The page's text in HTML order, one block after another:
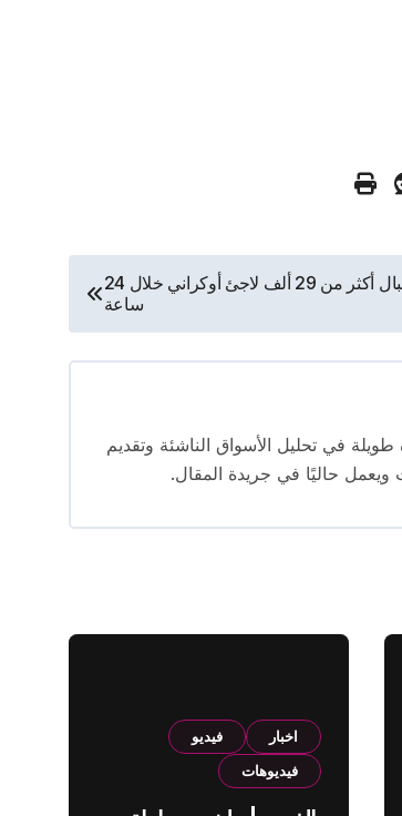
بولندا: استقبال أكثر من 29 ألف لاجئ أوكراني خلال 24
ساعة
خبرة طويلة في تحليل الأسواق الناشئة وتقديم
حاليًا في جريدة المقال.
اخبار
فيديو
فيديوهات